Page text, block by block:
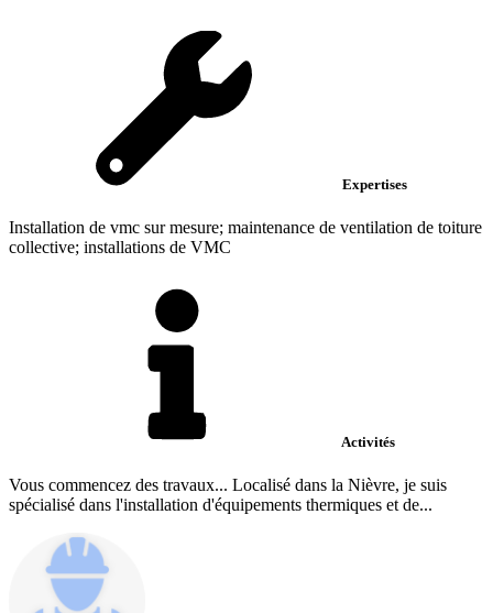
Expertises
Installation de vmc sur mesure; maintenance de ventilation de toiture
collective; installations de VMC
Activités
Vous commencez des travaux... Localisé dans la Nièvre, je suis
spécialisé dans l'installation d'équipements thermiques et de...